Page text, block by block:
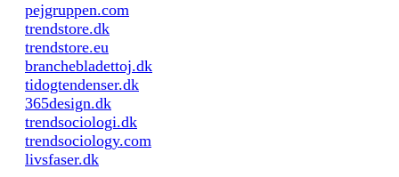
pejgruppen.com
trendstore.dk
trendstore.eu
branchebladettoj.dk
tidogtendenser.dk
365design.dk
trendsociologi.dk
trendsociology.com
livsfaser.dk